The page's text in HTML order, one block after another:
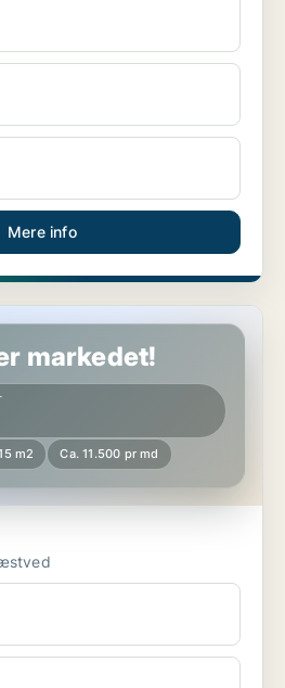
Mere info
markedet!
m2 Ca. 11.500 pr md